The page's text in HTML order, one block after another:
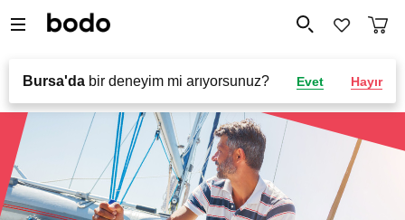
Bursa'da bir deneyim mi arıyorsunuz? Evet Hayır